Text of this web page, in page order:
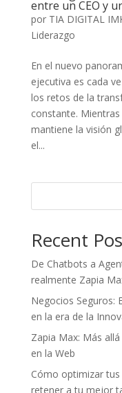
entre un CEO y
por TIA DIGITAL
Liderazgo
En el nuevo
ejecutiva es cada
los retos de la
constante. Mientras
mantiene la visión
el...
Recent
De Chatbots a
realmente Zapia
Negocios Seguros:
en la era de la
Zapia Max: Más
en la Web
Cómo optimizar
retener a tu mejor